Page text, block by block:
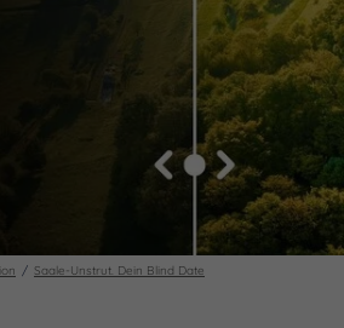
Saale-Unstrut. Dein Blind Date